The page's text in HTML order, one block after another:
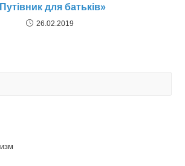
для батьків»
26.02.2019